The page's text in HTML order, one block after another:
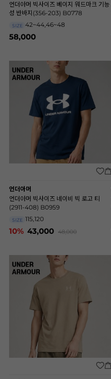
언더아머 빅사이즈 베이지 워드마크 기능
성 반바지(356-203) B0778
SIZE 42~44,46~48
58,000
언더아머
언더아머 빅사이즈 네이비 빅 로고 티
(2911-408) B0959
SIZE 115,120
10% 43,000 48,000